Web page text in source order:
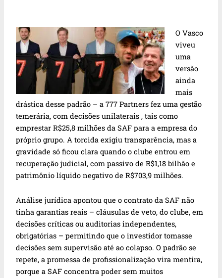
O Vasco
viveu
uma
versão
ainda
mais
drástica desse padrão – a 777 Partners fez uma gestão
temerária, com decisões unilaterais , tais como
emprestar R$25,8 milhões da SAF para a empresa do
próprio grupo. A torcida exigiu transparência, mas a
gravidade só ficou clara quando o clube entrou em
recuperação judicial, com passivo de R$1,18 bilhão e
patrimônio líquido negativo de R$703,9 milhões.
Análise jurídica apontou que o contrato da SAF não
tinha garantias reais – cláusulas de veto, do clube, em
decisões críticas ou auditorias independentes,
obrigatórias – permitindo que o investidor tomasse
decisões sem supervisão até ao colapso. O padrão se
repete, a promessa de profissionalização vira mentira,
porque a SAF concentra poder sem muitos